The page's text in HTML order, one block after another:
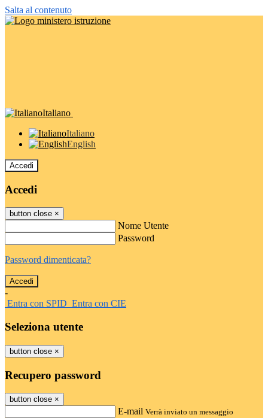
Salta al contenuto
Italiano
Italiano
English
Accedi
Accedi
button close ×
Nome Utente
Password
Password dimenticata?
-
Entra con SPID Entra con CIE
Seleziona utente
button close ×
Recupero password
button close ×
E-mail Verrà inviato un messaggio